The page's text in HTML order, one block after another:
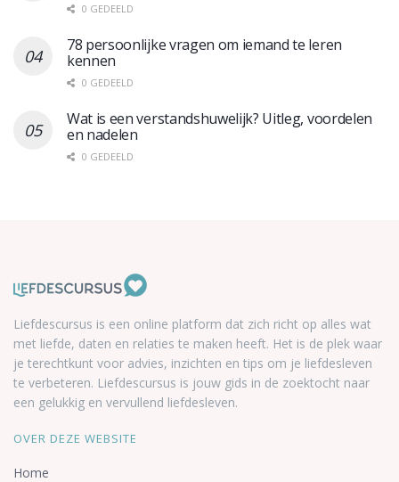
0 GEDEELD
78 persoonlijke vragen om iemand te leren
kennen
0 GEDEELD
Wat is een verstandshuwelijk? Uitleg, voordelen
en nadelen
0 GEDEELD
Liefdescursus is een online platform dat zich richt op alles wat
met liefde, daten en relaties te maken heeft. Het is de plek waar
je terechtkunt voor advies, inzichten en tips om je liefdesleven
te verbeteren. Liefdescursus is jouw gids in de zoektocht naar
een gelukkig en vervullend liefdesleven.
OVER DEZE WEBSITE
Home